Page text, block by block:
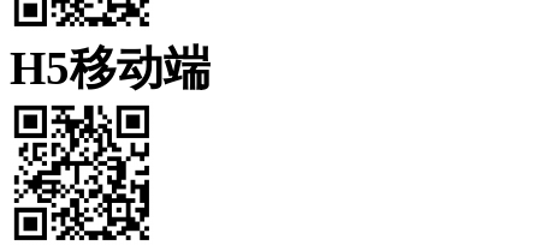
H5移动端